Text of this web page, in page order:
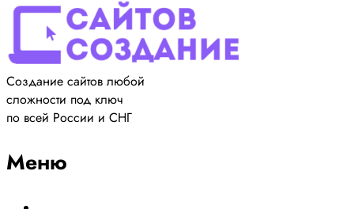
Создание сайтов любой
сложности под ключ
по всей России и СНГ
Меню